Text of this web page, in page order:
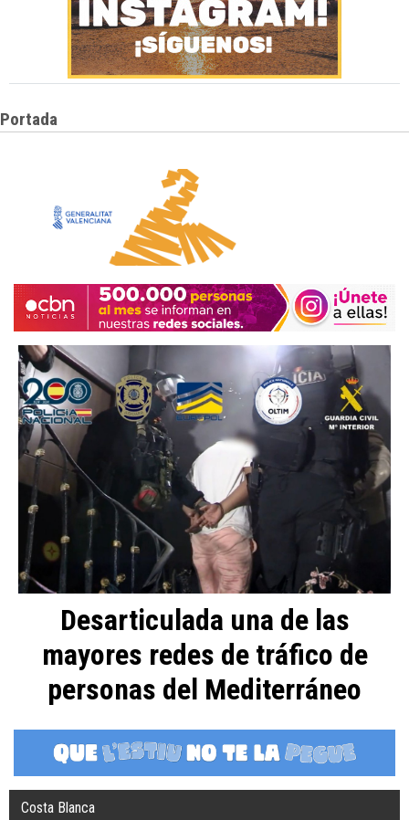
Portada
Desarticulada una de las
mayores redes de tráfico de
personas del Mediterráneo
Costa Blanca